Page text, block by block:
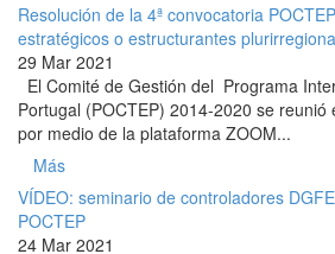
Resolución de la 4ª convocatoria
estratégicos o estructurantes
29 Mar 2021
El Comité de Gestión del Programa
Portugal (POCTEP) 2014-2020 se
por medio de la plataforma ZOOM...
Más
VÍDEO: seminario de controladores
POCTEP
24 Mar 2021